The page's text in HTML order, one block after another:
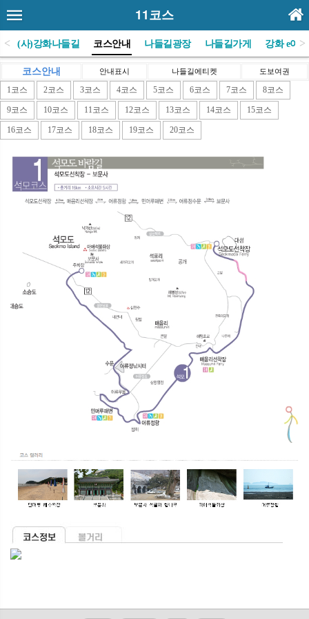
11코스
< (사)강화나들길 코스안내 나들길광장 나들길가게 강화 e야기
>
코스안내 안내표시 나들길에티켓 도보여권
1코스 2코스 3코스 4코스 5코스 6코스 7코스 8코스
9코스 10코스 11코스 12코스 13코스 14코스 15코스
16코스 17코스 18코스 19코스 20코스